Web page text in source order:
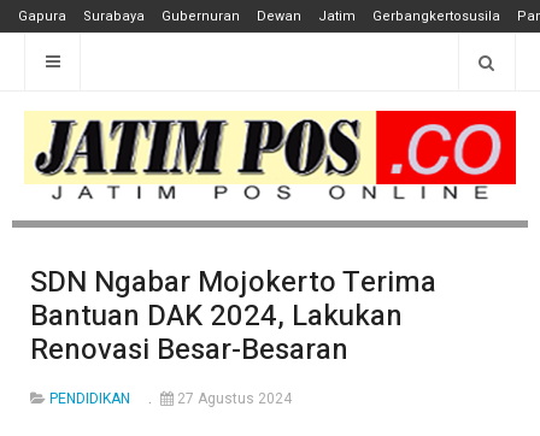
Gapura Surabaya Gubernuran Dewan Jatim Gerbangkertosusila
SDN Ngabar Mojokerto Terima
Bantuan DAK 2024, Lakukan
Renovasi Besar-Besaran
PENDIDIKAN 27 Agustus 2024